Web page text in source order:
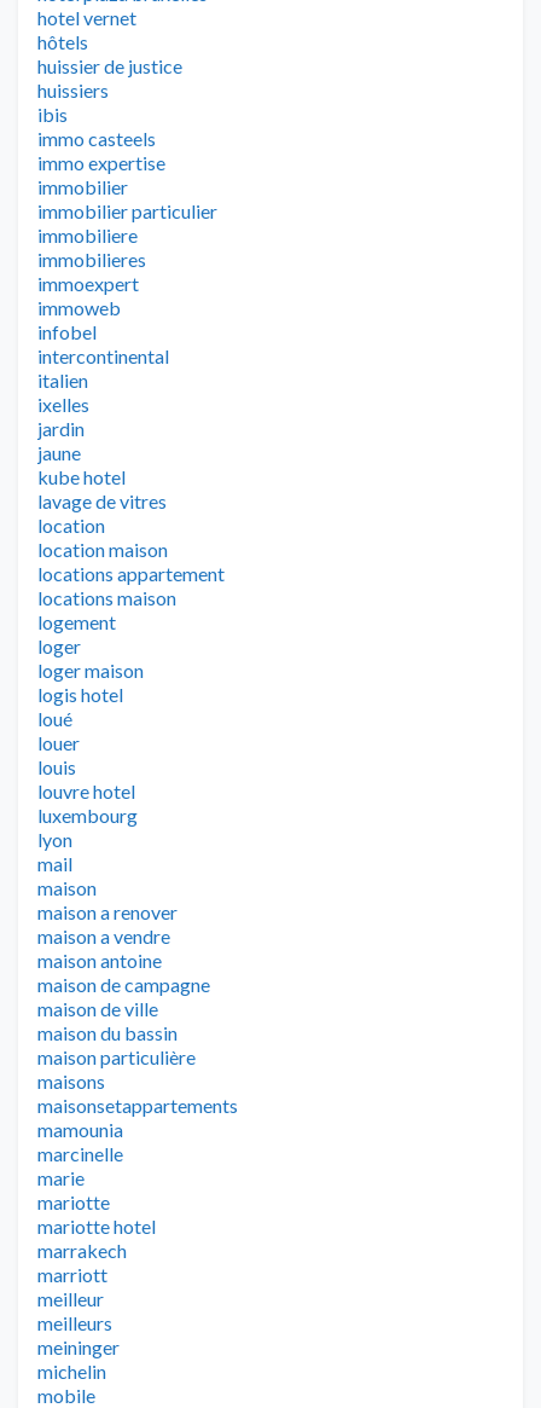
hotel vernet
hôtels
huissier de justice
huissiers
ibis
immo casteels
immo expertise
immobilier
immobilier particulier
immobiliere
immobilieres
immoexpert
immoweb
infobel
intercontinental
italien
ixelles
jardin
jaune
kube hotel
lavage de vitres
location
location maison
locations appartement
locations maison
logement
loger
loger maison
logis hotel
loué
louer
louis
louvre hotel
luxembourg
lyon
mail
maison
maison a renover
maison a vendre
maison antoine
maison de campagne
maison de ville
maison du bassin
maison particulière
maisons
maisonsetappartements
mamounia
marcinelle
marie
mariotte
mariotte hotel
marrakech
marriott
meilleur
meilleurs
meininger
michelin
mobile